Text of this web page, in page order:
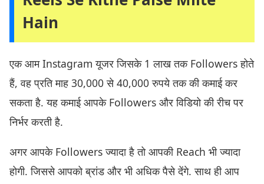
Hain
एक आम Instagram यूजर जिसके 1 लाख तक Followers होते
हैं, वह प्रति माह 30,000 से 40,000 रुपये तक की कमाई कर
सकता है. यह कमाई आपके Followers और विडियो की रीच पर
निर्भर करती है.
अगर आपके Followers ज्यादा है तो आपकी Reach भी ज्यादा
होगी. जिससे आपको ब्रांड और भी अधिक पैसे देंगे. साथ ही आप